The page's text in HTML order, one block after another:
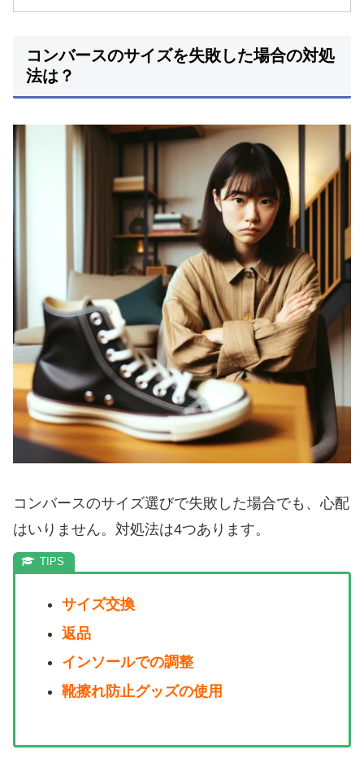
コンバースのサイズを失敗した場合の対処
法は？
コンバースのサイズ選びで失敗した場合でも、心配
はいりません。対処法は4つあります。
サイズ交換
返品
インソールでの調整
靴擦れ防止グッズの使用